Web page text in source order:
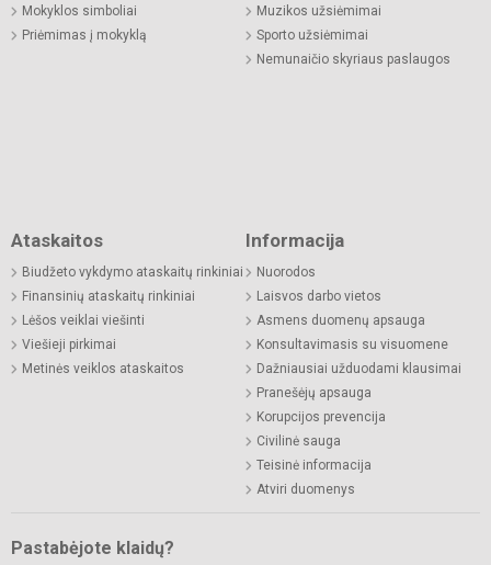
Mokyklos simboliai
Priėmimas į mokyklą
Muzikos užsiėmimai
Sporto užsiėmimai
Nemunaičio skyriaus paslaugos
Ataskaitos
Biudžeto vykdymo ataskaitų rinkiniai
Finansinių ataskaitų rinkiniai
Lėšos veiklai viešinti
Viešieji pirkimai
Metinės veiklos ataskaitos
Informacija
Nuorodos
Laisvos darbo vietos
Asmens duomenų apsauga
Konsultavimasis su visuomene
Dažniausiai užduodami klausimai
Pranešėjų apsauga
Korupcijos prevencija
Civilinė sauga
Teisinė informacija
Atviri duomenys
Pastabėjote klaidų?